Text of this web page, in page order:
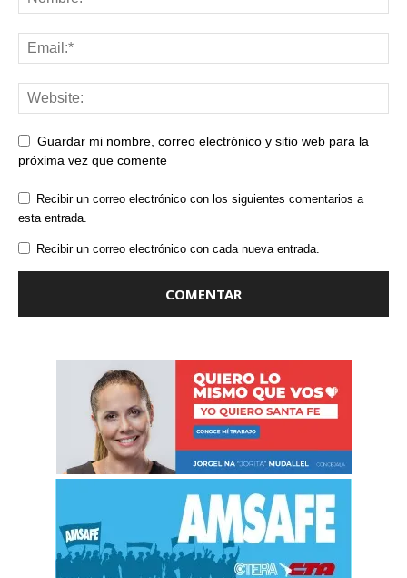
Guardar mi nombre, correo electrónico y sitio web para la
próxima vez que comente
Recibir un correo electrónico con los siguientes comentarios a
esta entrada.
Recibir un correo electrónico con cada nueva entrada.